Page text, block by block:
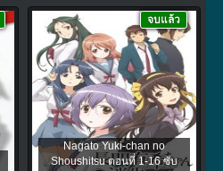
Nagato Yuki-chan no
Shoushitsu ตอนที่ 1-16 ซับ
จบแล้ว